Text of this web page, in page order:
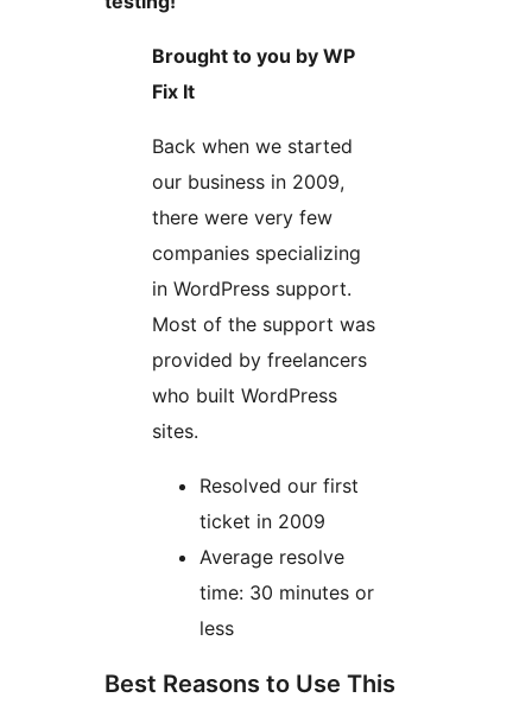
Brought to you by WP
Fix It
Back when we started
our business in 2009,
there were very few
companies specializing
in WordPress support.
Most of the support was
provided by freelancers
who built WordPress
sites.
Resolved our first
ticket in 2009
Average resolve
time: 30 minutes or
less
Best Reasons to Use This